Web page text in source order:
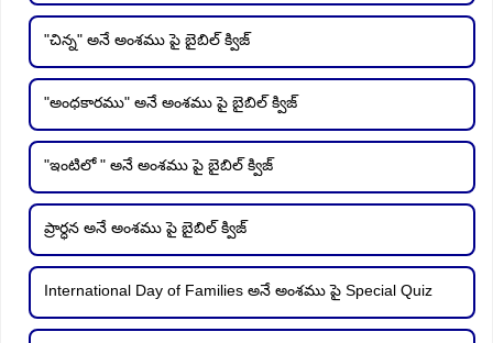
"చిన్న" అనే అంశము పై బైబిల్ క్విజ్
"అంధకారము" అనే అంశము పై బైబిల్ క్విజ్
"ఇంటిలో " అనే అంశము పై బైబిల్ క్విజ్
ప్రార్ధన అనే అంశము పై బైబిల్ క్విజ్
International Day of Families అనే అంశము పై Special Quiz